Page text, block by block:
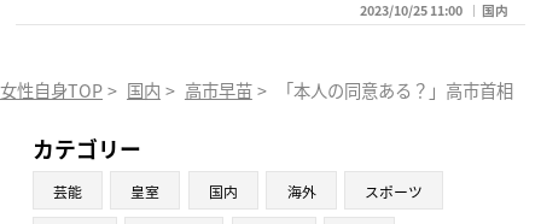
2023/10/25 11:00 国内
女性自身TOP > 国内 > 高市早苗 > 「本人の同意ある？」高市首相
カテゴリー
芸能 皇室 国内 海外 スポーツ